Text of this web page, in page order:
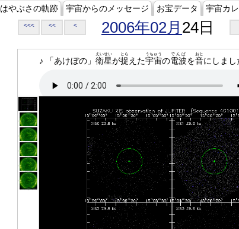
はやぶさの軌跡 宇宙からのメッセージ お宝データ 宇宙カ
<<< << < 2006年02月 24日
♪ 「あけぼの」 衛星
えいせい
が捉
とら
えた宇宙
うちゅう
の電波
でんぱ
を音
おと
にしまし